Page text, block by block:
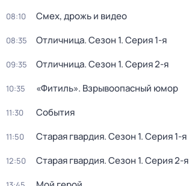
08:10 Смех, дрожь и видео
08:35 Отличница. Сезон 1. Серия 1-я
09:35 Отличница. Сезон 1. Серия 2-я
10:35 «Фитиль». Взрывоопасный юмор
11:30 События
11:50 Старая гвардия. Сезон 1. Серия 1-я
12:50 Старая гвардия. Сезон 1. Серия 2-я